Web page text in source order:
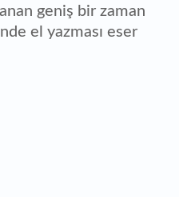
geniş bir zaman
el yazması eser